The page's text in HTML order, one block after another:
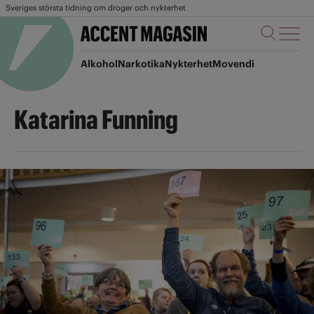
Sveriges största tidning om droger och nykterhet
AlkoholNarkotikaNykterhetMovendi
Katarina Funning